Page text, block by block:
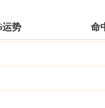
运势 命